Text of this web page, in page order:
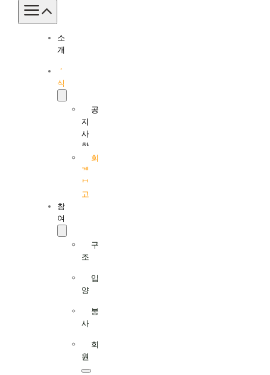
Toggle
Navigation
소
개
소
식
공
지
사
항
회
계
보
고
참
여
구
조
입
양
봉
사
회
원